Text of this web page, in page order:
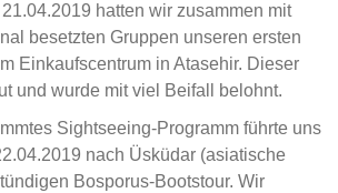
hatten wir zusammen mit
besetzten Gruppen unseren ersten
Einkaufscentrum in Atasehir. Dieser
und wurde mit viel Beifall belohnt.
Sightseeing-Programm führte uns
nach Üsküdar (asiatische
Bosporus-Bootstour. Wir